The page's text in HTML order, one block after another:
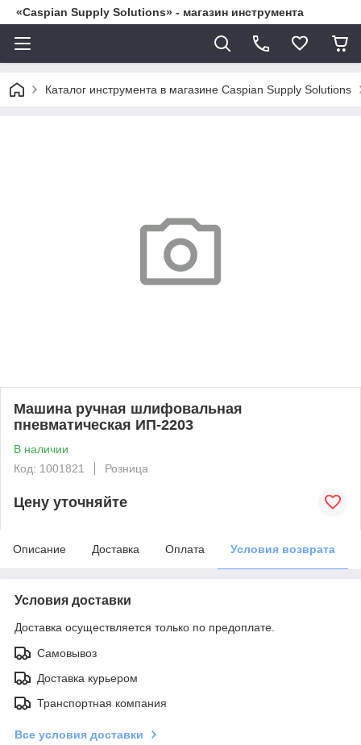
«Caspian Supply Solutions» - магазин инструмента
Каталог инструмента в магазине Caspian Supply Solutions
Машина ручная шлифовальная
пневматическая ИП-2203
В наличии
Код: 1001821
Розница
Цену уточняйте
Описание Доставка Оплата Условия возврата
Условия доставки
Доставка осуществляется только по предоплате.
Самовывоз
Доставка курьером
Транспортная компания
Все условия доставки